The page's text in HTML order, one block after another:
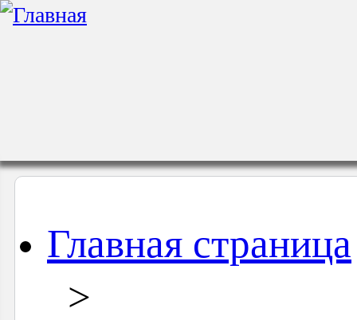
Главная страница
>